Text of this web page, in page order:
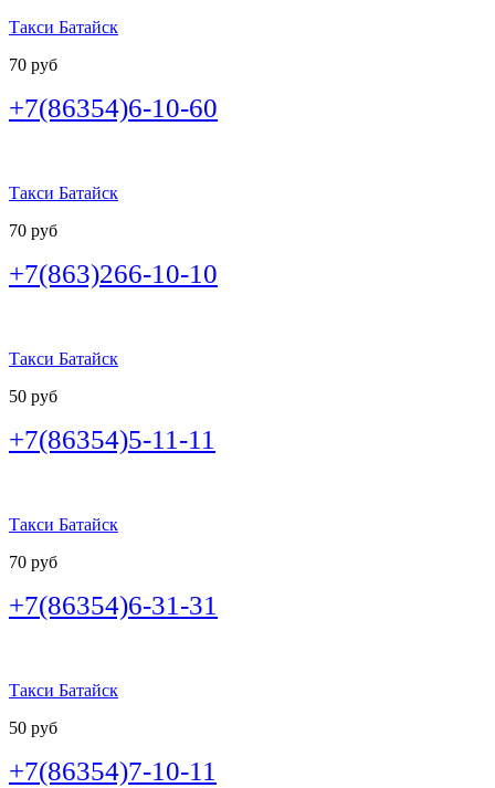
Такси Батайск
70 руб
+7(86354)6-10-60
Такси Батайск
70 руб
+7(863)266-10-10
Такси Батайск
50 руб
+7(86354)5-11-11
Такси Батайск
70 руб
+7(86354)6-31-31
Такси Батайск
50 руб
+7(86354)7-10-11